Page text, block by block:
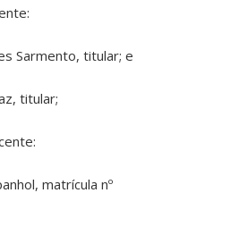
Sarmento, titular; e
titular;
matrícula nº